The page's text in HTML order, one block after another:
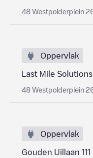
48 Westpolderplein
Oppervlak
Last Mile
48 Westpolderplein
Oppervlak
Gouden Uillaan 111